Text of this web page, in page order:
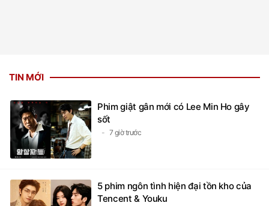
TIN MỚI
Phim giật gân mới có Lee Min Ho gây
sốt
7 giờ trước
5 phim ngôn tình hiện đại tồn kho của
Tencent & Youku